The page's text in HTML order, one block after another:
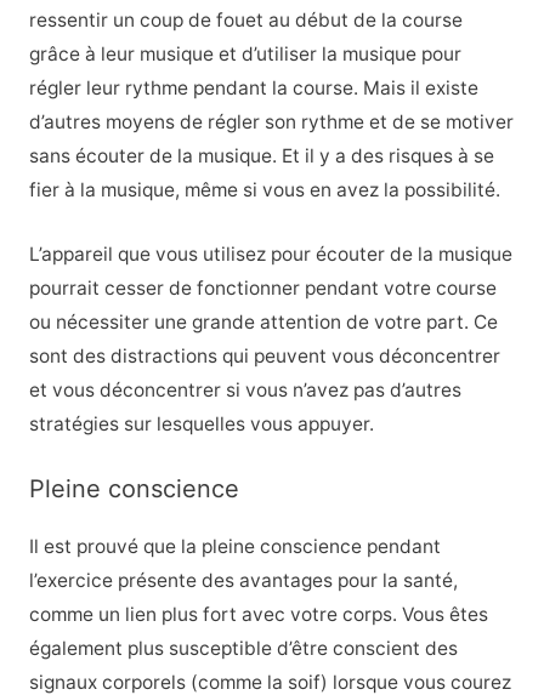
ressentir un coup de fouet au début de la course
grâce à leur musique et d’utiliser la musique pour
régler leur rythme pendant la course. Mais il existe
d’autres moyens de régler son rythme et de se motiver
sans écouter de la musique. Et il y a des risques à se
fier à la musique, même si vous en avez la possibilité.
L’appareil que vous utilisez pour écouter de la musique
pourrait cesser de fonctionner pendant votre course
ou nécessiter une grande attention de votre part. Ce
sont des distractions qui peuvent vous déconcentrer
et vous déconcentrer si vous n’avez pas d’autres
stratégies sur lesquelles vous appuyer.
Pleine conscience
Il est prouvé que la pleine conscience pendant
l’exercice présente des avantages pour la santé,
comme un lien plus fort avec votre corps. Vous êtes
également plus susceptible d’être conscient des
signaux corporels (comme la soif) lorsque vous courez